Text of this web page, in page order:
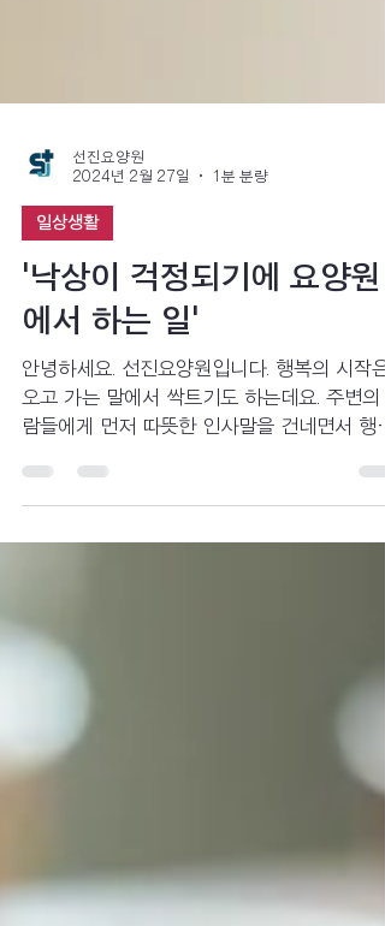
2024년 2월 27일
'낙상이 걱정되기에 요양원
에서 하는 일'
안녕하세요. 선진요양원입니다. 행복의 시작은
오고 가는 말에서 싹트기도 하는데요. 주변의
다공증이 진행...